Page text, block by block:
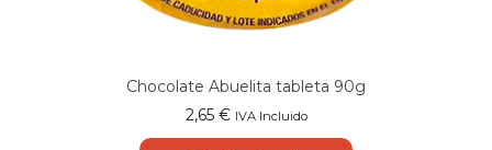
Chocolate Abuelita tableta 90g
2,65 € IVA Incluido